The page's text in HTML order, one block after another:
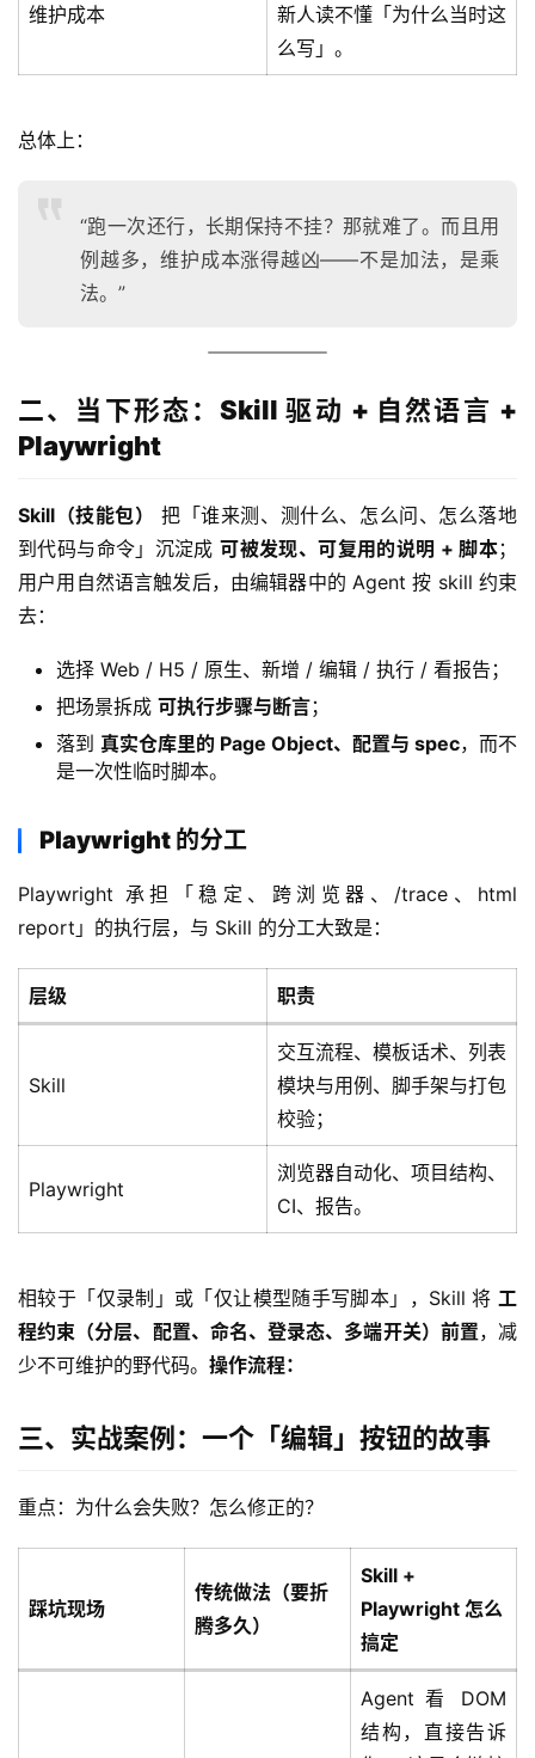
维护成本
新人读不懂「为什么当时这
么写」。
总体上：
“跑一次还行，长期保持不挂？那就难了。而且用
例越多，维护成本涨得越凶——不是加法，是乘
法。”
二、当下形态：Skill 驱动 + 自然语言 +
Playwright
Skill（技能包）
把「谁来测、测什么、怎么问、怎么落地
到代码与命令」沉淀成 可被发现、可复用的说明 + 脚本；
用户用自然语言触发后，由编辑器中的 Agent 按 skill 约束
去：
选择 Web / H5 / 原生、新增 / 编辑 / 执行 / 看报告；
把场景拆成 可执行步骤与断言；
落到 真实仓库里的 Page Object、配置与 spec，而不
是一次性临时脚本。
Playwright 的分工
Playwright 承担「稳定、跨浏览器、/trace、html
report」的执行层，与 Skill 的分工大致是：
层级 职责
Skill
交互流程、模板话术、列表
模块与用例、脚手架与打包
校验；
Playwright
浏览器自动化、项目结构、
CI、报告。
相较于「仅录制」或「仅让模型随手写脚本」，Skill 将 工
程约束（分层、配置、命名、登录态、多端开关）前置，减
少不可维护的野代码。 操作流程：
三、实战案例：一个「编辑」按钮的故事
重点：为什么会失败？怎么修正的？
踩坑现场
传统做法（要折
腾多久）
Skill +
Playwright 怎么
搞定
Agent 看 DOM
结构，直接告诉